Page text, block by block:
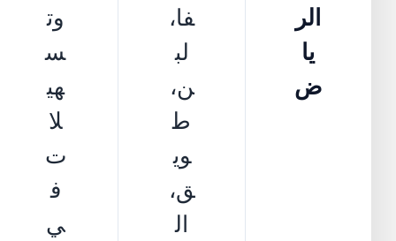
الر
يا
ض
فا،
لب
ن،
ط
وي
ق،
ال
وت
س
هي
لا
ت
ف
ي